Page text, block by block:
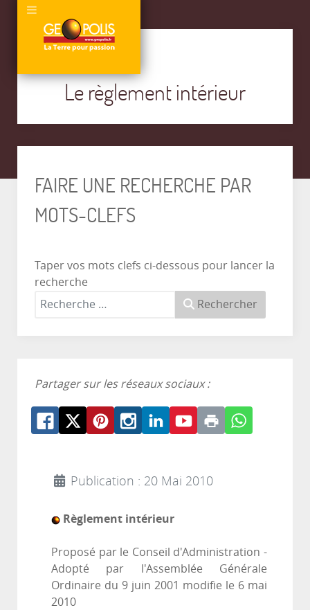
Le règlement intérieur
FAIRE UNE RECHERCHE PAR
MOTS-CLEFS
Taper vos mots clefs ci-dessous pour lancer la
recherche
Rechercher
Partager sur les réseaux sociaux :
Publication : 20 Mai 2010
Règlement intérieur
Proposé par le Conseil d'Administration -
Adopté par l'Assemblée Générale
Ordinaire du 9 juin 2001 modifie le 6 mai
2010